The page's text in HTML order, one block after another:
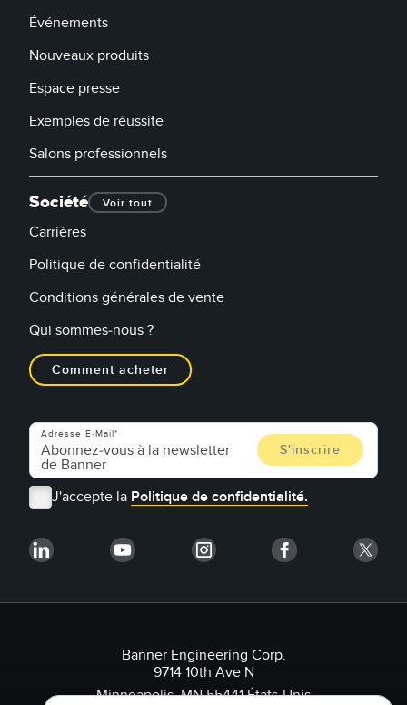
Événements
Nouveaux produits
Espace presse
Exemples de réussite
Salons professionnels
Société Voir tout
Carrières
Politique de confidentialité
Conditions générales de vente
Qui sommes-nous ?
Comment acheter
Adresse E-Mail
J'accepte la Politique de confidentialité.
Banner Engineering Corp.
9714 10th Ave N
Minneapolis, MN 55441 États-Unis